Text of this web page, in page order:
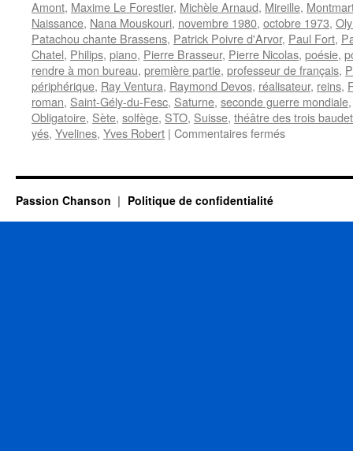
Amont, Maxime Le Forestier, Michèle Arnaud, Mireille,
Naissance, Nana Mouskouri, novembre 1980, octobre 1973,
Patachou chante Brassens, Patrick Poivre d'Arvor, Paul Fort,
Chatel, Philips, piano, Pierre Brasseur, Pierre Nicolas, poésie,
rendre à mon bureau, première partie, professeur de français,
périphérique, Ray Ventura, Raymond Devos, réalisateur, reins,
roman, Saint-Gély-du-Fesc, Saturne, seconde guerre mondiale
Obligatoire, Sète, solfège, STO, Suisse, théâtre des trois
yés, Yvelines, Yves Robert | Commentaires ferméssur
Passion Chanson Politique de confidentialité